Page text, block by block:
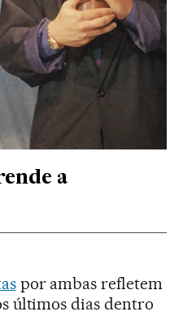
a
por ambas refletem
últimos dias dentro